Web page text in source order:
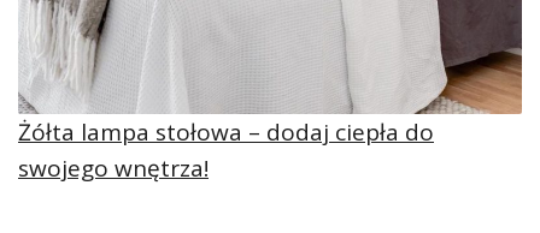
Żółta lampa stołowa – dodaj ciepła do
swojego wnętrza!